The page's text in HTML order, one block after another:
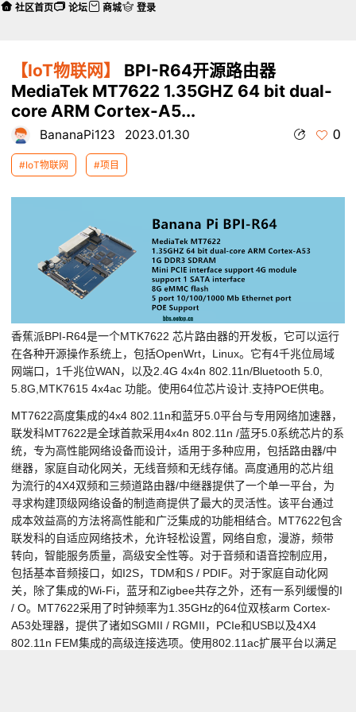
【IoT物联网】
BPI-R64开源路由器
MediaTek MT7622 1.35GHZ 64 bit dual-
core ARM Cortex-A5...
BananaPi123 2023.01.30 0
#IoT物联网 #项目
香蕉派BPI-R64是一个MTK7622 芯片路由器的开发板，它可以运行
在各种开源操作系统上，包括OpenWrt，Linux。它有4千兆位局域
网端口，1千兆位WAN，以及2.4G 4x4n 802.11n/Bluetooth 5.0,
5.8G,MTK7615 4x4ac 功能。使用64位芯片设计.支持POE供电。
MT7622高度集成的4x4 802.11n和蓝牙5.0平台与专用网络加速器，
联发科MT7622是全球首款采用4x4n 802.11n /蓝牙5.0系统芯片的系
统，专为高性能网络设备而设计，适用于多种应用，包括路由器/中
继器，家庭自动化网关，无线音频和无线存储。高度通用的芯片组
为流行的4X4双频和三频道路由器/中继器提供了一个单一平台，为
寻求构建顶级网络设备的制造商提供了最大的灵活性。该平台通过
成本效益高的方法将高性能和广泛集成的功能相结合。MT7622包含
联发科的自适应网络技术，允许轻松设置，网络自愈，漫游，频带
转向，智能服务质量，高级安全性等。对于音频和语音控制应用，
包括基本音频接口，如I2S，TDM和S / PDIF。对于家庭自动化网
关，除了集成的Wi-Fi，蓝牙和Zigbee共存之外，还有一系列缓慢的I
/ O。MT7622采用了时钟频率为1.35GHz的64位双核arm Cortex-
A53处理器，提供了诸如SGMII / RGMII，PCIe和USB以及4X4
802.11n FEM集成的高级连接选项。使用802.11ac扩展平台以满足
社区首页 论坛 商城 登录